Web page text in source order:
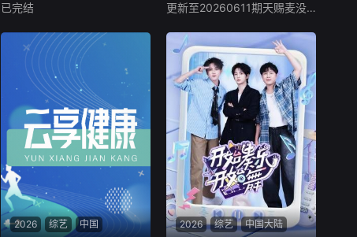
严浩翔
#2026爱桃综快乐不重样# #
说唱十周年巅峰对决#全新升
级归来，这次不止比技术，更
要玩灵魂共振！最顶的舞台 最
真的故事，让每个 都成为年轻
态度的发生器。十年巅峰，全
新篇章，等你来见证！
已完结
陈楚生 管乐
黄霄雲
《天赐的声音》是一档大型音
乐励志综艺，邀请薛之谦、张
靓颖、孙楠等知名歌手，及谭
松韵、曾舜晞等影视演员跨界
加盟。节目延续“金曲”赛制，
兼顾话题与推歌力，助力乐坛
发展。本季创新融入AI元素，
打造AI歌手虚拟形象与AI评
委，实现AI与艺人同台竞技、
评委互议，同时加入多元主题
舞台，力求引发全民共鸣。
更新至20260611期天赐麦没关
2026 综艺 中国 2026 综艺 中国大陆